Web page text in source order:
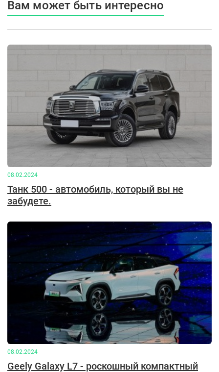
Вам может быть интересно
08.02.2024
Танк 500 - автомобиль, который вы не
забудете.
08.02.2024
Geely Galaxy L7 - роскошный компактный